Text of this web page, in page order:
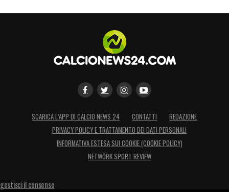
SCARICA L’APP DI CALCIO NEWS 24 CONTATTI
REDAZIONE
PRIVACY POLICY E TRATTAMENTO DEI DATI PERSONALI
INFORMATIVA ESTESA SUI COOKIE (COOKIE POLICY)
NETWORK SPORT REVIEW
gestisci il consenso